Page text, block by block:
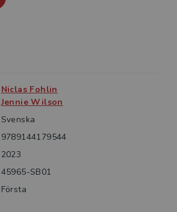
Niclas Fohlin
Jennie Wilson
Svenska
9789144179544
2023
45965-SB01
Första